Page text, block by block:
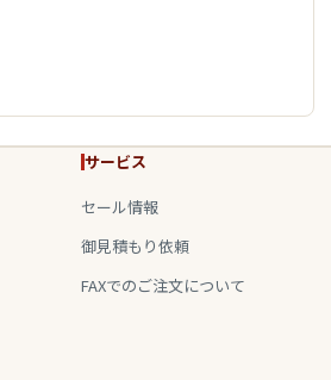
サービス
セール情報
御見積もり依頼
FAXでのご注文について